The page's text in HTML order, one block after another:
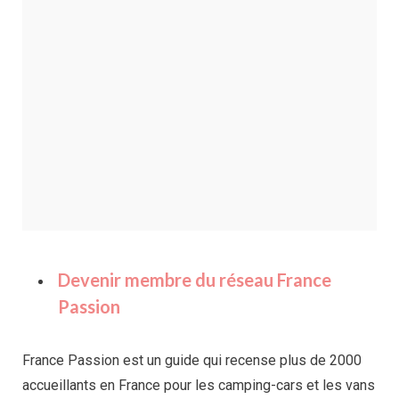
Devenir membre du réseau France
Passion
France Passion est un guide qui recense plus de 2000
accueillants en France pour les camping-cars et les vans